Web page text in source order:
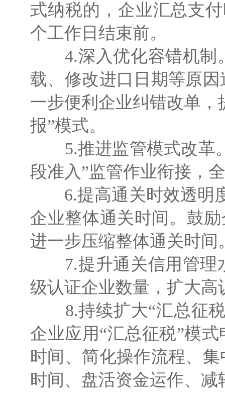
式纳税的，企业汇总支
个工作日结束前。
4.深入优化容错机制
载、修改进口日期等原
一步便利企业纠错改单，
报”模式。
5.推进监管模式改革。
段准入”监管作业衔接，
6.提高通关时效透明度
企业整体通关时间。鼓
进一步压缩整体通关时间
7.提升通关信用管理
级认证企业数量，扩大
8.持续扩大“汇总征税
企业应用“汇总征税”模
时间、简化操作流程、
时间、盘活资金运作、减